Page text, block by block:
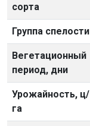
сорта
Группа спелости
Вегетационный
период, дни
Урожайность, ц/
га